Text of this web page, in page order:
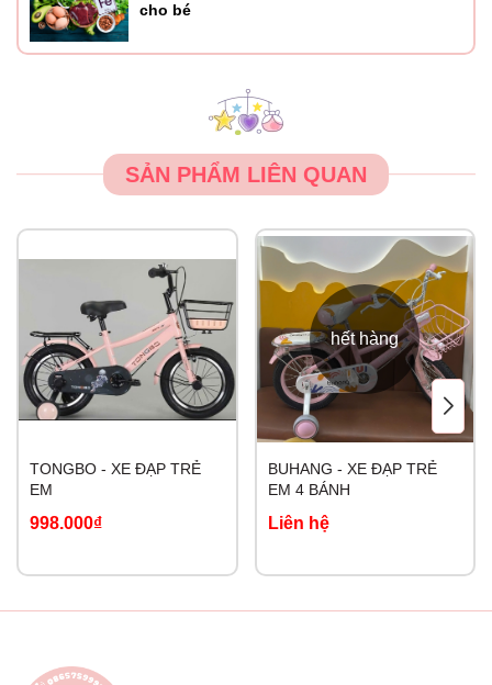
cho bé
SẢN PHẨM LIÊN QUAN
TONGBO - XE ĐẠP TRẺ
EM
998.000₫
hết hàng
BUHANG - XE ĐẠP TRẺ
EM 4 BÁNH
Liên hệ